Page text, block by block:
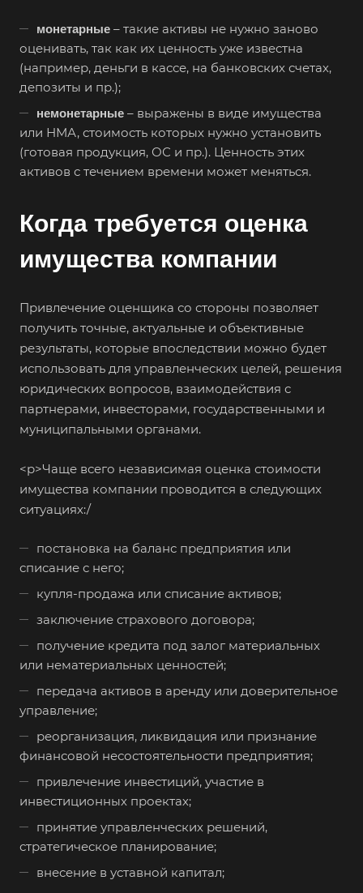
монетарные – такие активы не нужно заново
оценивать, так как их ценность уже известна
(например, деньги в кассе, на банковских счетах,
депозиты и пр.);
немонетарные – выражены в виде имущества
или НМА, стоимость которых нужно установить
(готовая продукция, ОС и пр.). Ценность этих
активов с течением времени может меняться.
Когда требуется оценка
имущества компании
Привлечение оценщика со стороны позволяет
получить точные, актуальные и объективные
результаты, которые впоследствии можно будет
использовать для управленческих целей, решения
юридических вопросов, взаимодействия с
партнерами, инвесторами, государственными и
муниципальными органами.
<р>Чаще всего независимая оценка стоимости
имущества компании проводится в следующих
ситуациях:/
постановка на баланс предприятия или
списание с него;
купля-продажа или списание активов;
заключение страхового договора;
получение кредита под залог материальных
или нематериальных ценностей;
передача активов в аренду или доверительное
управление;
реорганизация, ликвидация или признание
финансовой несостоятельности предприятия;
привлечение инвестиций, участие в
инвестиционных проектах;
принятие управленческих решений,
стратегическое планирование;
внесение в уставной капитал;
Алушта
Анапа
Ангарск
Анжеро-Судженск
Арамиль
Архангельск
Астрахань
Ахтубинск
Ачинск
Аша
Балабаново
Балашов
Белгород
Белебей
Белово
Белогорск